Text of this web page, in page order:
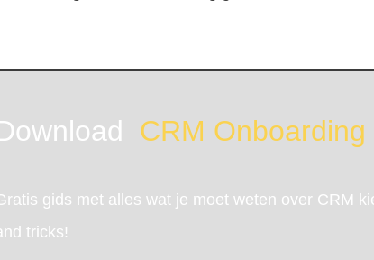
CRM Onboarding
gids met alles wat je moet weten over CRM
tricks!